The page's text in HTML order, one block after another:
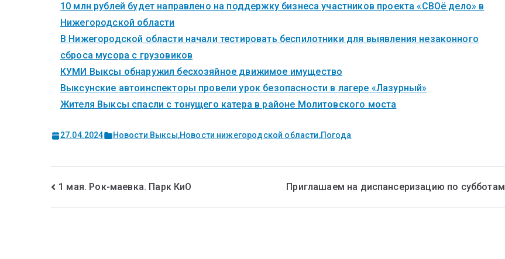
10 млн рублей будет направлено на поддержку бизнеса участников проекта «СВОё дело» в
Нижегородской области
В Нижегородской области начали тестировать беспилотники для выявления незаконного
сброса мусора с грузовиков
КУМИ Выксы обнаружил бесхозяйное движимое имущество
Выксунские автоинспекторы провели урок безопасности в лагере «Лазурный»
Жителя Выксы спасли с тонущего катера в районе Молитовского моста
27.04.2024 Новости Выксы,Новости нижегородской области,Погода
1 мая. Рок-маевка. Парк КиО Приглашаем на диспансеризацию по субботам